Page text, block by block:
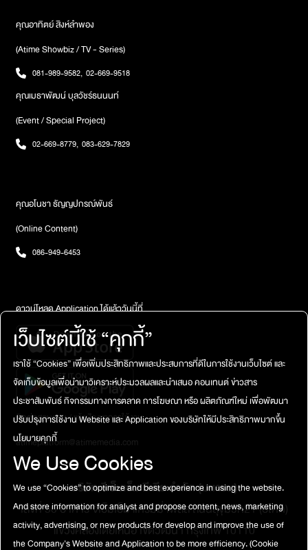
คุณอาทิตย์ สิงห์ลำพอง
(Atime Showbiz / TV - Series)
081-989-9582, 02-669-9518
คุณเมธาพัฒน์ บุลวัชร์ธนนนท์
(Event / Special Project)
02-669-8779, 083-629-7829
คุณอโนชา ธัญญปกรณ์พันธ์
(Online Content)
086-949-6453
ดาวน์โหลด Application ได้แล้ววันนี้ที่
ติดต่อสอบถาม / แจ้งปัญหาการใช้งาน
atimeplatform@atimemedia.com
บริษัท จีเอ็มเอ็ม มีเดีย จำกัด (มหาชน)
เลขที่ 50 อาคาร จีเอ็มเอ็ม แกรมมี่ เพลส ถนนสุขุมวิท21 (อโศก)
แขวงคลองเตยเหนือ เขตวัฒนา กรุงเทพ 10110
เว็บไซต์นี้ใช้ “คุกกี้”
เราใช้ “Cookies” เพื่อเพิ่มประสิทธิภาพและประสบการที่ดีในการใช้งานเว็บไซต์ และ
จัดเก็บข้อมูลเพื่อนำมาวิเคราะห์ประมวลผลและนำเสนอ คอนเทนต์ ข่าวสาร
ประชาสัมพันธ์ กิจกรรมทางการตลาด การโฆษณา หรือ ผลิตภัณฑ์ใหม่ เพื่อพัฒนา
ปรับปรุงการใช้งาน Website และ Application ของบริษัทให้มีประสิทธิภาพมากขึ้น
นโยบายคุกกี้
We Use Cookies
We use “Cookies” to optimize and best experience in using the website.
And store information for analyst and propose content, news, marketing
activity, advertising, or new products for develop and improve the use of
the Company's Website and Application to be more efficiency.(Cookie